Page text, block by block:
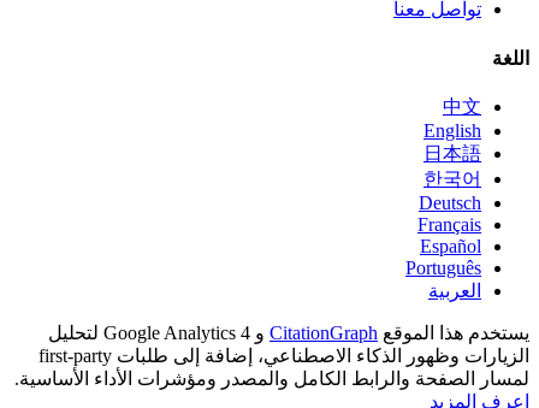
تواصل معنا
اللغة
中文
English
日本語
한국어
Deutsch
Français
Español
Português
العربية
يستخدم هذا الموقع CitationGraph
و Google Analytics 4 لتحليل
الزيارات وظهور الذكاء الاصطناعي، إضافة إلى طلبات first-party
لمسار الصفحة والرابط الكامل والمصدر ومؤشرات الأداء الأساسية.
اعرف المزيد